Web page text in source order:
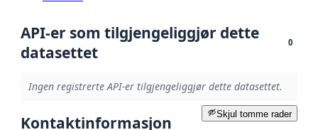
API-er som tilgjengeliggjør dette
datasettet
0
Ingen registrerte API-er tilgjengeliggjør dette datasettet.
Skjul tomme rader
Kontaktinformasjon